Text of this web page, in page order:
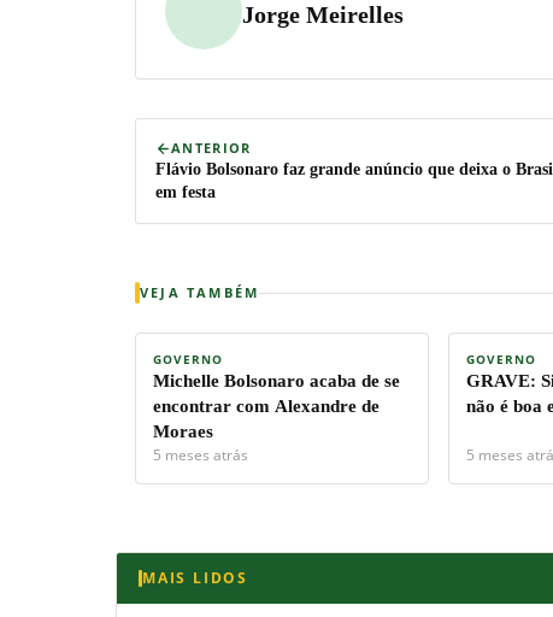
Jorge Meirelles
ANTERIOR
Flávio Bolsonaro faz grande anúncio que deixa o
em festa
VEJA TAMBÉM
GOVERNO
Michelle Bolsonaro acaba de se
encontrar com Alexandre de
Moraes
5 meses atrás
GOVERNO
GRAVE:
não é boa
5 meses
MAIS LIDOS